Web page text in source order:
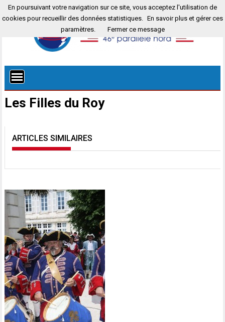
Les Filles du Roy
ARTICLES SIMILAIRES
En poursuivant votre navigation sur ce site, vous acceptez l'utilisation de
cookies pour recueillir des données statistiques. En savoir plus et gérer ces
paramètres.
Fermer ce message